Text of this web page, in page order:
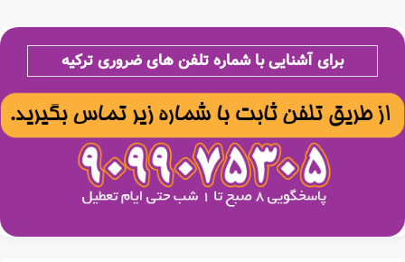
برای آشنایی با شماره تلفن های ضروری ترکیه